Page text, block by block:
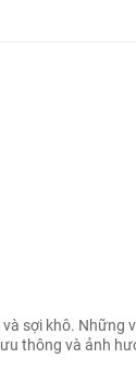
sợi khô. Những
thông và ảnh